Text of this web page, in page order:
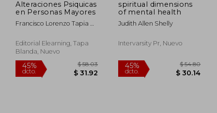
40%
dcto. $ 34.43 dcto. $
Alteraciones Psiquicas
en Personas Mayores
Francisco Lorenzo Tapia Y
Editorial Elearning, Tapa
Blanda, Nuevo
spiritual dimensions
of mental health
Judith Allen Shelly
Intervarsity Pr, Nuevo